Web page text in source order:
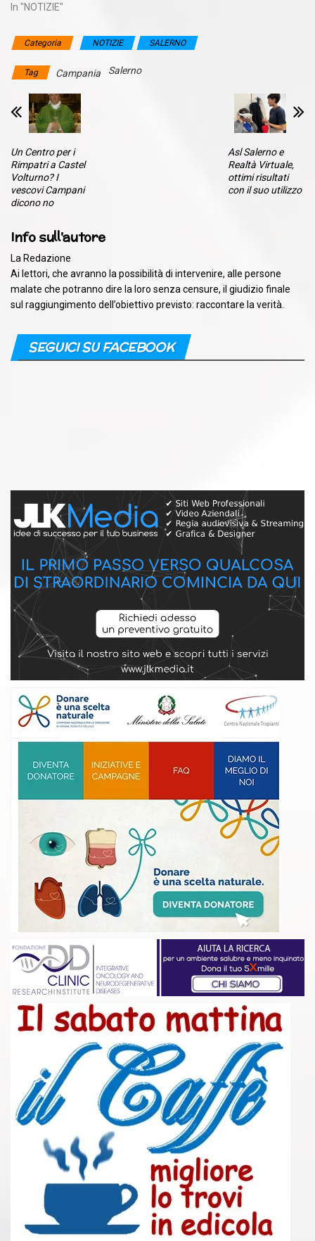
In "NOTIZIE"
Categoria NOTIZIE SALERNO
Tag Campania Salerno
Un Centro per i
Rimpatri a Castel
Volturno? I
vescovi Campani
dicono no
Asl Salerno e
Realtà Virtuale,
ottimi risultati
con il suo utilizzo
Info sull'autore
La Redazione
Ai lettori, che avranno la possibilità di intervenire, alle persone
malate che potranno dire la loro senza censure, il giudizio finale
sul raggiungimento dell’obiettivo previsto: raccontare la verità.
SEGUICI SU FACEBOOK